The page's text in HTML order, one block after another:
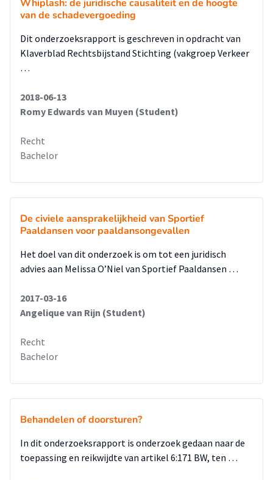
Whiplash: de juridische causaliteit en de hoogte
van de schadevergoeding
Dit onderzoeksrapport is geschreven in opdracht van
Klaverblad Rechtsbijstand Stichting (vakgroep Verkeer
…
2018-06-13
Romy Edwards van Muyen (Student)
Recht
Bachelor
De civiele aansprakelijkheid van Sportief
Paaldansen voor paaldansongevallen
Het doel van dit onderzoek is om tot een juridisch
advies aan Melissa O’Niel van Sportief Paaldansen …
2017-03-16
Angelique van Rijn (Student)
Recht
Bachelor
Behandelen of doorsturen?
In dit onderzoeksrapport is onderzoek gedaan naar de
toepassing en reikwijdte van artikel 6:171 BW, ten …